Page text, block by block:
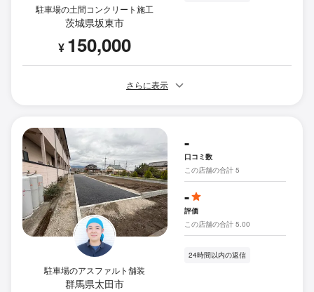
駐車場の土間コンクリート施工
茨城県坂東市
¥ 150,000
さらに表示
駐車場のアスファルト舗装
群馬県太田市
-
口コミ数
この店舗の合計 5
-
評価
この店舗の合計 5.00
24時間以内の返信